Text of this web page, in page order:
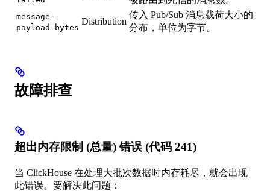
message-
payload-bytes
Distribution
传入 Pub/Sub 消息载荷大小的
分布，单位为字节。
故障排查
超出内存限制 (总量) 错误 (代码 241)
当 ClickHouse 在处理大批次数据时内存耗尽，就会出现
此错误。要解决此问题：